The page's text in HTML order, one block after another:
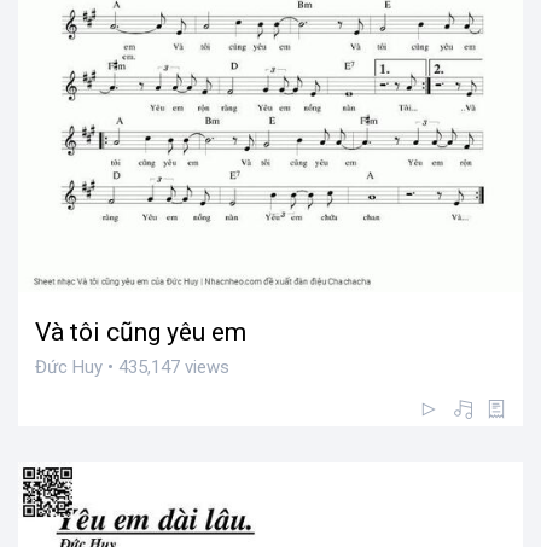
Và tôi cũng yêu em
Đức Huy • 435,147 views